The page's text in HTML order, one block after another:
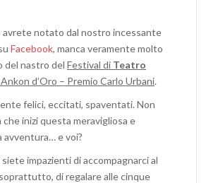
avrete notato dal nostro incessante
Facebook, manca veramente molto
del nastro del Festival di Teatro
Ankon d’Oro – Premio Carlo Urbani.
felici, eccitati, spaventati. Non
che inizi questa meravigliosa e
avventura… e voi?
impazienti di accompagnarci al
di regalare alle cinque